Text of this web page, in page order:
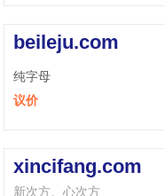
beileju.com
纯字母
议价
xincifang.com
新次方、心次方